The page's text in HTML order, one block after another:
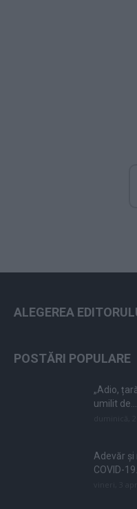
ALEGEREA
POSTĂRI POPULARE
„Adio,
umilit de...
Adevăr și
COVID-